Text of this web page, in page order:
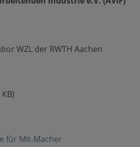
WZL der RWTH Aachen
für Mit-Macher